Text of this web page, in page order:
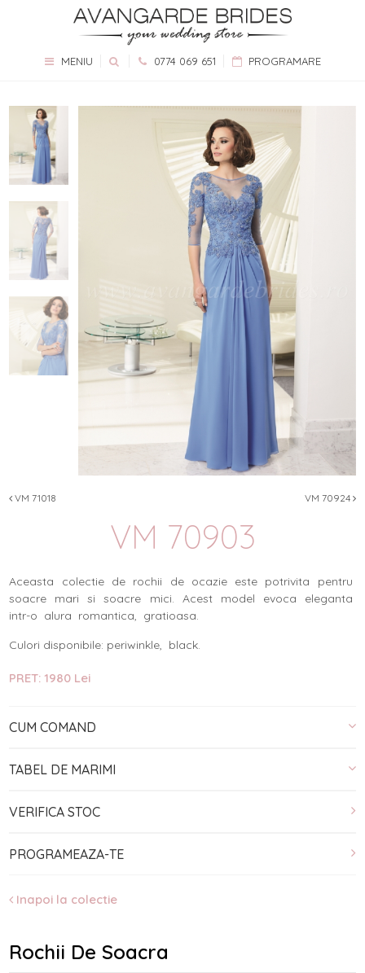
MENIU 0774 069 651 PROGRAMARE
VM 71018 VM 70924
VM 70903
Aceasta colectie de rochii de ocazie este potrivita pentru
soacre mari si soacre mici. Acest model evoca eleganta
intr-o alura romantica, gratioasa.
Culori disponibile: periwinkle, black.
PRET: 1980 Lei
CUM COMAND
TABEL DE MARIMI
VERIFICA STOC
PROGRAMEAZA-TE
Inapoi la colectie
Rochii De Soacra